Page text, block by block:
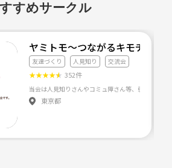
すめサークル
ヤミトモ～つながるキモチ～
友達づくり 人見知り 交流会
★★★★★ 352件
東京都